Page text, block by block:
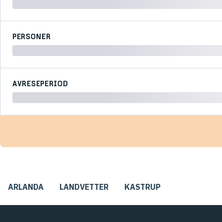
PERSONER
AVRESEPERIOD
ARLANDA LANDVETTER KASTRUP